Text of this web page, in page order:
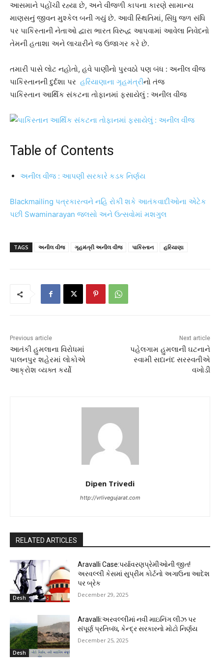
આસમાને પહોંચી રહ્યા છે, અને વીજળી કાપના કારણે સામાન્ય
માણસનું જીવન મુશ્કેલ બની ગયું છે. આવી સ્થિતિમાં, સિંધુ જળ સંધિ
પર પાકિસ્તાની નેતાઓ દ્વારા ભારત વિરુદ્ધ આપવામાં આવેલા નિવેદનો
તેમની હતાશા અને લાચારીને જ ઉજાગર કરે છે.
તમારી પાસે લોટ નહોતો, હવે પાણીનો પુરવઠો પણ બંધ : અનીલ વીજ
પાકિસ્તાનની દુર્દશા પર હરિયાણાના ગૃહમંત્રીનો તંજ
પાકિસ્તાન આર્થિક સંકટના તોફાનમાં ફસાયેલું : અનીલ વીજ
Table of Contents
અનીલ વીજ : આપણી સરકારે કડક નિર્ણય
Blackmailing પત્રકારત્વને નહિ રોકી શકે આતંકવાદીઓના એટેક
પછી Swaminarayan જલસો અને ઉત્સવોમાં મશગુલ
TAGS અનીલ વીજ ગૃહમંત્રી અનીલ વીજ પાકિસ્તાન હરિયાણા
Previous article
આતંકી હુમલાના વિરોધમાં
પાલનપુર શહેરમાં લોકોએ
આક્રોશ વ્યક્ત કર્યો
Next article
પહેલગામ હુમલાની ઘટનાને
સ્વામી સદાનંદ સરસ્વતીએ
વખોડી
Dipen Trivedi
http://vrlivegujarat.com
RELATED ARTICLES
Desh
Aravalli Case:પર્યાવરણપ્રેમીઓની જીત!
અરવલ્લી કેસમાં સુપ્રીમ કોર્ટનો અગાઉના આદેશ
પર બ્રેક
December 29, 2025
Desh
Aravalli:અરવલ્લીમાં નવી માઇનિંગ લીઝ પર
સંપૂર્ણ પ્રતિબંધ, કેન્દ્ર સરકારનો મોટો નિર્ણય
December 25, 2025